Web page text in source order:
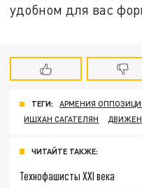
удобном для вас
ТЕГИ: АРМЕНИЯ
ИШХАН САГАТЕЛЯН
ЧИТАЙТЕ ТАКЖЕ:
Технофашисты XXI века